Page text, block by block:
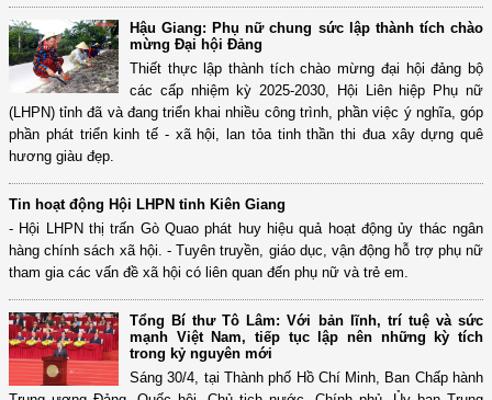
Hậu Giang: Phụ nữ chung sức lập thành tích chào
mừng Đại hội Đảng
Thiết thực lập thành tích chào mừng đại hội đảng bộ
các cấp nhiệm kỳ 2025-2030, Hội Liên hiệp Phụ nữ
(LHPN) tỉnh đã và đang triển khai nhiều công trình, phần việc ý nghĩa, góp
phần phát triển kinh tế - xã hội, lan tỏa tinh thần thi đua xây dựng quê
hương giàu đẹp.
Tin hoạt động Hội LHPN tỉnh Kiên Giang
- Hội LHPN thị trấn Gò Quao phát huy hiệu quả hoạt động ủy thác ngân
hàng chính sách xã hội. - Tuyên truyền, giáo dục, vận động hỗ trợ phụ nữ
tham gia các vấn đề xã hội có liên quan đến phụ nữ và trẻ em.
Tổng Bí thư Tô Lâm: Với bản lĩnh, trí tuệ và sức
mạnh Việt Nam, tiếp tục lập nên những kỳ tích
trong kỷ nguyên mới
Sáng 30/4, tại Thành phố Hồ Chí Minh, Ban Chấp hành